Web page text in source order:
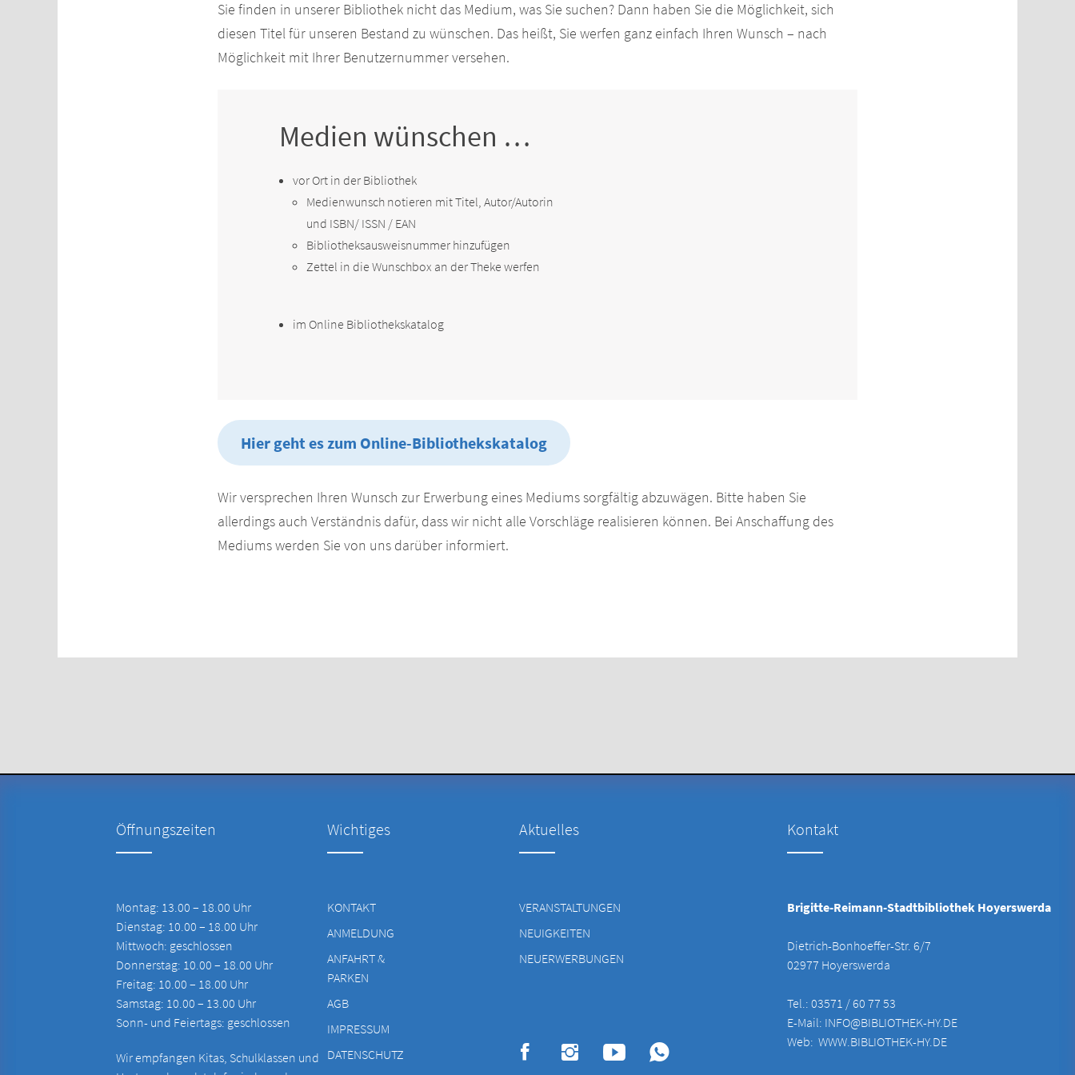
Sie finden in unserer Bibliothek nicht das Medium, was Sie suchen? Dann haben Sie die Möglichkeit, sich
diesen Titel für unseren Bestand zu wünschen. Das heißt, Sie werfen ganz einfach Ihren Wunsch – nach
Möglichkeit mit Ihrer Benutzernummer versehen.
Medien wünschen …
vor Ort in der Bibliothek
Medienwunsch notieren mit Titel, Autor/Autorin
und ISBN/ ISSN / EAN
Bibliotheksausweisnummer hinzufügen
Zettel in die Wunschbox an der Theke werfen
im Online Bibliothekskatalog
Hier geht es zum Online-Bibliothekskatalog
Wir versprechen Ihren Wunsch zur Erwerbung eines Mediums sorgfältig abzuwägen. Bitte haben Sie
allerdings auch Verständnis dafür, dass wir nicht alle Vorschläge realisieren können. Bei Anschaffung des
Mediums werden Sie von uns darüber informiert.
Öffnungszeiten
Montag: 13.00 – 18.00 Uhr
Dienstag: 10.00 – 18.00 Uhr
Mittwoch: geschlossen
Donnerstag: 10.00 – 18.00 Uhr
Freitag: 10.00 – 18.00 Uhr
Samstag: 10.00 – 13.00 Uhr
Sonn- und Feiertags: geschlossen
Wir empfangen Kitas, Schulklassen und
Wichtiges
KONTAKT
ANMELDUNG
ANFAHRT &
PARKEN
AGB
IMPRESSUM
DATENSCHUTZ
Aktuelles
VERANSTALTUNGEN
NEUIGKEITEN
NEUERWERBUNGEN
Kontakt
Brigitte-Reimann-Stadtbibliothek Hoyerswerda
Dietrich-Bonhoeffer-Str. 6/7
02977 Hoyerswerda
Tel.: 03571 / 60 77 53
E-Mail: INFO@BIBLIOTHEK-HY.DE
Web:WWW.BIBLIOTHEK-HY.DE